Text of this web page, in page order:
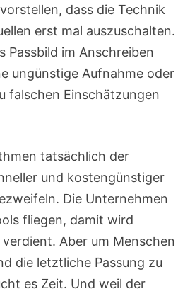
dass die Technik
erst mal auszuschalten.
Passbild im Anschreiben
ungünstige Aufnahme oder
falschen Einschätzungen
tatsächlich der
und kostengünstiger
Die Unternehmen
fliegen, damit wird
Aber um Menschen
die letztliche Passung zu
es Zeit. Und weil der